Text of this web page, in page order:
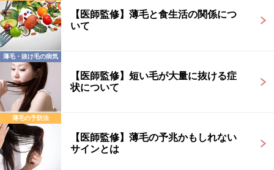
【医師監修】薄毛と食生活の関係につ
いて
薄毛・抜け毛の病気
【医師監修】短い毛が大量に抜ける症
状について
薄毛の予防法
【医師監修】薄毛の予兆かもしれない
サインとは